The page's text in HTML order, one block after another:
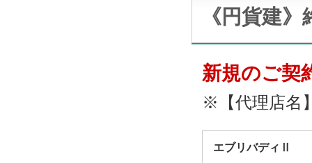
《円貨建
新規のご契
※【代理店名
エブリバディⅡ